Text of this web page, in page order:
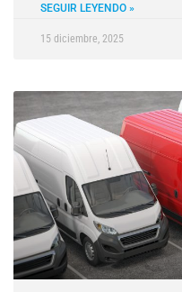
SEGUIR LEYENDO »
15 diciembre, 2025